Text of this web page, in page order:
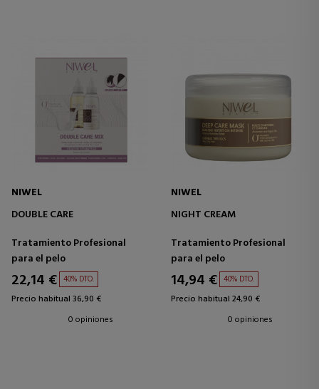
NIWEL
DOUBLE CARE
Tratamiento Profesional
para el pelo
22,14 € 40% DTO.
Precio habitual 36,90 €
0 opiniones
NIWEL
NIGHT CREAM
Tratamiento Profesional
para el pelo
14,94 € 40% DTO.
Precio habitual 24,90 €
0 opiniones